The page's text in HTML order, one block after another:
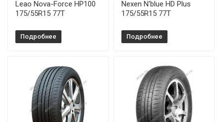
Leao Nova-Force HP100
175/55R15 77T
Подробнее
Nexen N'blue HD Plus
175/55R15 77T
Подробнее